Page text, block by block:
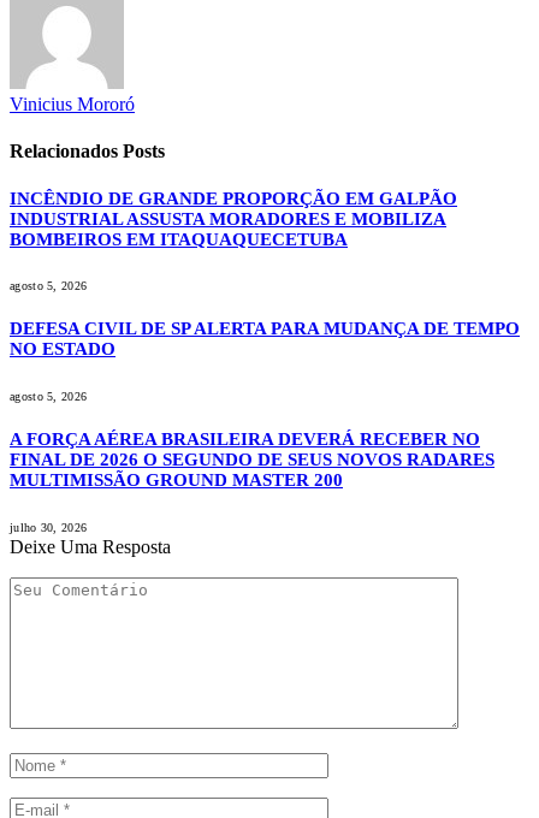
Vinicius Mororó
Relacionados Posts
INCÊNDIO DE GRANDE PROPORÇÃO EM GALPÃO
INDUSTRIAL ASSUSTA MORADORES E MOBILIZA
BOMBEIROS EM ITAQUAQUECETUBA
agosto 5, 2026
DEFESA CIVIL DE SP ALERTA PARA MUDANÇA DE TEMPO
NO ESTADO
agosto 5, 2026
A FORÇA AÉREA BRASILEIRA DEVERÁ RECEBER NO
FINAL DE 2026 O SEGUNDO DE SEUS NOVOS RADARES
MULTIMISSÃO GROUND MASTER 200
julho 30, 2026
Deixe Uma Resposta